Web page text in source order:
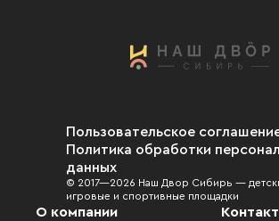
Пользовательское
Политика обработки
данных
© 2017—2026 Наш Двор Сибирь —
игровые и спортивные площадки
О компании